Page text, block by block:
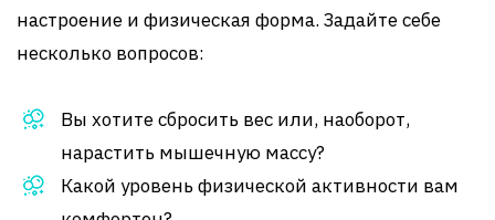
настроение и физическая форма. Задайте себе
несколько вопросов:
Вы хотите сбросить вес или, наоборот,
нарастить мышечную массу?
Какой уровень физической активности вам